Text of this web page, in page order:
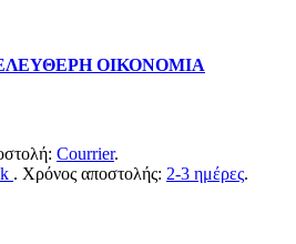
ΟΙΚΟΝΟΜΙΑ
Courrier.
. Χρόνος αποστολής: 2-3 ημέρες.